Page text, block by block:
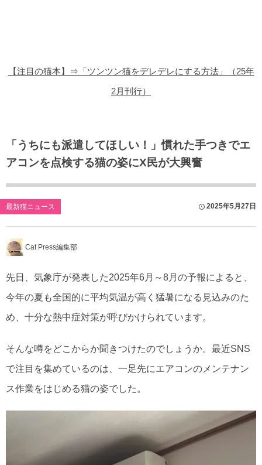
【注目の猫本】⇒「ツンツン猫をデレデレにする方法」（25年
2月刊行）
「うちにも派遣してほしい！」慣れた手つきでエ
アコンを点検する猫の姿にX民が大興奮
最新猫ニュース 2025年5月27日
Cat Press編集部
先日、気象庁が発表した2025年6月～8月の予報によると、
今年の夏も全国的に平均気温が高く猛暑になる見込みのた
め、十分な熱中症対策が呼びかけられています。
そんな噂をどこからか聞きつけたのでしょうか。最近SNS
で注目を集めているのは、一足先にエアコンのメンテナン
ス作業をはじめる猫の姿でした。
猫のゲーム・アプリ
猫のフリー写真素材